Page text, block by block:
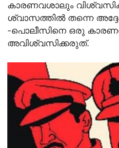
കാരണവശാലും
ശ്വാസത്തില്‍ തന്നെ
-പൊലീസിനെ ഒരു
അവിശ്വസിക്കരുത്.